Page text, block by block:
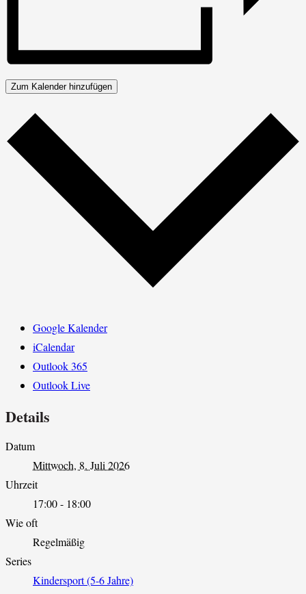
Zum Kalender hinzufügen
Google Kalender
iCalendar
Outlook 365
Outlook Live
Details
Datum
Mittwoch, 8. Juli 2026
Uhrzeit
17:00 - 18:00
Wie oft
Regelmäßig
Series
Kindersport (5-6 Jahre)